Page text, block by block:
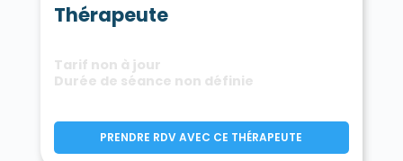
Thérapeute
Tarif non à jour
Durée de séance non définie
PRENDRE RDV AVEC CE THÉRAPEUTE